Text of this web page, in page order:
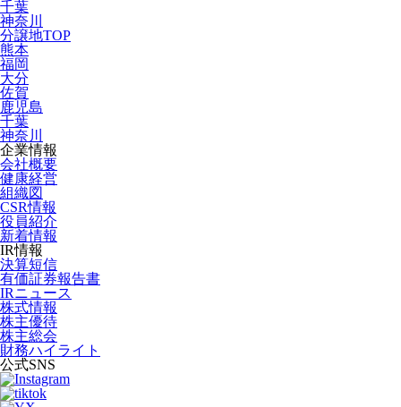
千葉
神奈川
分譲地TOP
熊本
福岡
大分
佐賀
鹿児島
千葉
神奈川
企業情報
会社概要
健康経営
組織図
CSR情報
役員紹介
新着情報
IR情報
決算短信
有価証券報告書
IRニュース
株式情報
株主優待
株主総会
財務ハイライト
公式SNS